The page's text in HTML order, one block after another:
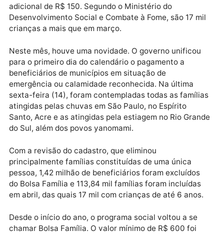
governo federal alcançará 21,2 milhões de famílias,
com recursos de R$ 13,9 bilhões.
bilhão relativos ao benefício Primeira Infância – o
adicional de R$ 150. Segundo o Ministério do
Desenvolvimento Social e Combate à Fome, são 17
crianças a mais que em março.
Neste mês, houve uma novidade. O governo unificou
para o primeiro dia do calendário o pagamento a
emergência ou calamidade reconhecida. Na última
sexta-feira (14), foram contempladas todas as
atingidas pelas chuvas em São Paulo, no Espírito
Santo, Acre e as atingidas pela estiagem no Rio
do Sul, além dos povos yanomami.
Com a revisão do cadastro, que eliminou